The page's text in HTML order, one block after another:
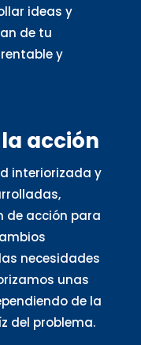
ideas y
de tu
y
acción
interiorizada y
de acción para
necesidades
unas
de la
del problema.